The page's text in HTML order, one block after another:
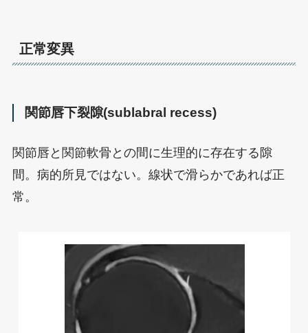
正常変異
関節唇下裂隙(sublabral recess)
関節唇と関節軟骨との間に生理的に存在する隙
間。病的所見ではない。線状で滑らかであれば正
常。